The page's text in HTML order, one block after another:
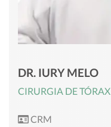
DR. IURY MELO
CIRURGIA DE TÓRAX
CRM